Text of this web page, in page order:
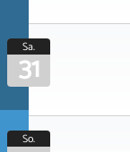
Sa.
31
So.